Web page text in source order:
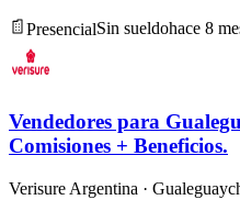
PresencialSin sueldohace 8
Vendedores para
Comisiones + Beneficios.
Verisure Argentina ·